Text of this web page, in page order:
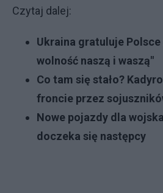
Czytaj dalej:
Ukraina gratuluje
wolność naszą i waszą"
Co tam się stało?
froncie przez
Nowe pojazdy dla
doczeka się następcy